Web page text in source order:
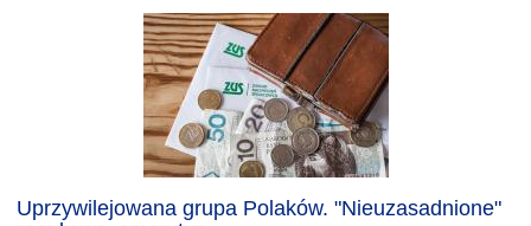
Uprzywilejowana grupa Polaków. "Nieuzasadnione"